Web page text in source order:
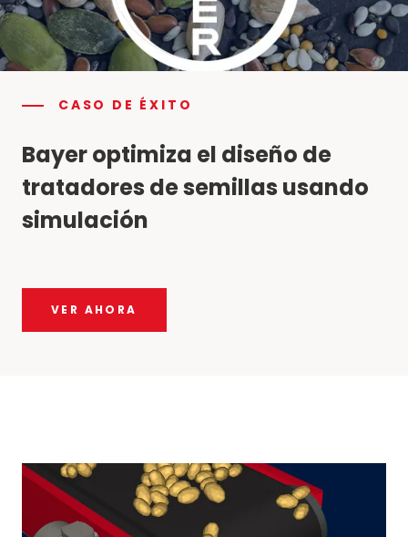
CASO DE ÉXITO
Bayer optimiza el diseño de
tratadores de semillas usando
simulación
VER AHORA